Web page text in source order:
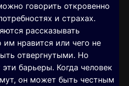
говорить откровенно
и страхах.
рассказывать
им нравится или чего не
отвергнутыми. Но
барьеры. Когда человек
он может быть честным